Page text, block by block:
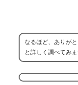
なるほど、ありが
と詳しく調べてみま